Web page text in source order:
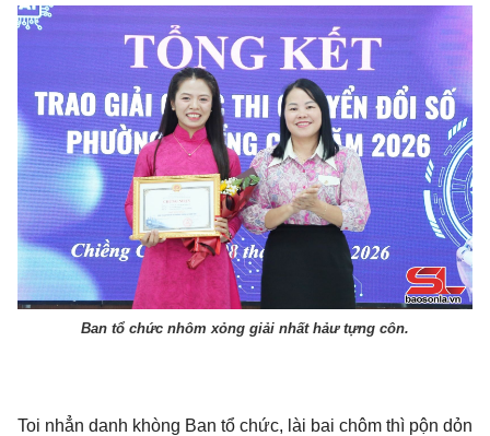
Ban tổ chức nhôm xỏng giải nhất hảư tựng côn.
Toi nhẳn danh khòng Ban tổ chức, lài bai chôm thì pộn dỏn